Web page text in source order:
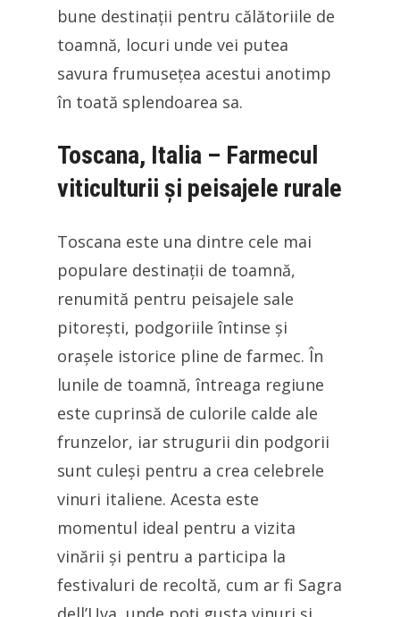
bune destinații pentru călătoriile de
toamnă, locuri unde vei putea
savura frumusețea acestui anotimp
în toată splendoarea sa.
Toscana, Italia – Farmecul
viticulturii și peisajele rurale
Toscana este una dintre cele mai
populare destinații de toamnă,
renumită pentru peisajele sale
pitorești, podgoriile întinse și
orașele istorice pline de farmec. În
lunile de toamnă, întreaga regiune
este cuprinsă de culorile calde ale
frunzelor, iar strugurii din podgorii
sunt culeși pentru a crea celebrele
vinuri italiene. Acesta este
momentul ideal pentru a vizita
vinării și pentru a participa la
festivaluri de recoltă, cum ar fi Sagra